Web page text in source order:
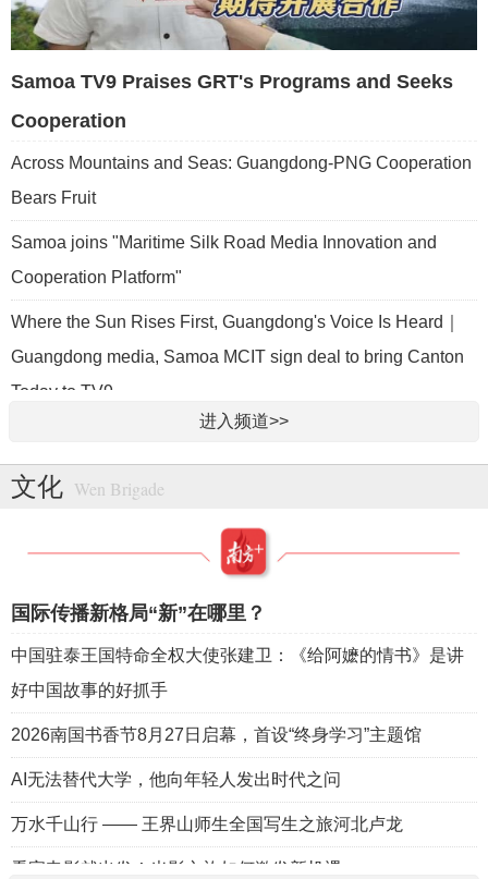
Samoa TV9 Praises GRT's Programs and Seeks
Cooperation
Across Mountains and Seas: Guangdong-PNG Cooperation
Bears Fruit
Samoa joins "Maritime Silk Road Media Innovation and
Cooperation Platform"
Where the Sun Rises First, Guangdong's Voice Is Heard｜
Guangdong media, Samoa MCIT sign deal to bring Canton
Today to TV9
Guangdong launches culture festival in Papua New Guinea
as ties turn 50
principle
进入频道>>
文化 Wen Brigade
国际传播新格局“新”在哪里？
中国驻泰王国特命全权大使张建卫：《给阿嬷的情书》是讲
好中国故事的好抓手
2026南国书香节8月27日启幕，首设“终身学习”主题馆
AI无法替代大学，他向年轻人发出时代之问
万水千山行 —— 王界山师生全国写生之旅河北卢龙
看完电影就出发！光影文旅如何激发新机遇